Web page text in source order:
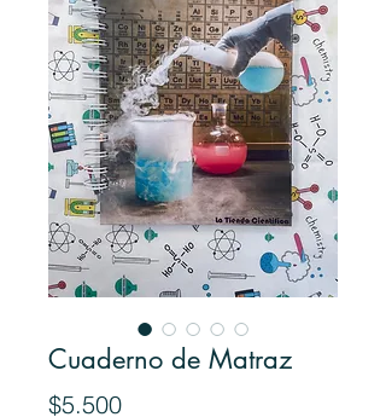
Cuaderno de Matraz
$5.500Precio